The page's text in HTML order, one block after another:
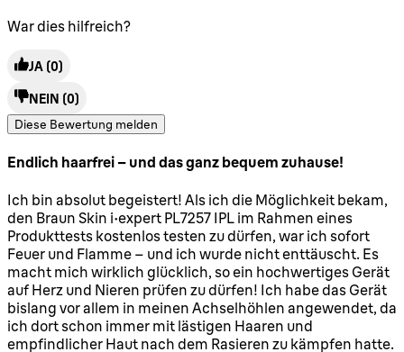
War dies hilfreich?
JA (0)
NEIN (0)
Diese Bewertung melden
Endlich haarfrei – und das ganz bequem zuhause!
5 Sterne von maximal 5
Ich bin absolut begeistert! Als ich die Möglichkeit bekam,
den Braun Skin i·expert PL7257 IPL im Rahmen eines
Produkttests kostenlos testen zu dürfen, war ich sofort
Feuer und Flamme – und ich wurde nicht enttäuscht. Es
macht mich wirklich glücklich, so ein hochwertiges Gerät
auf Herz und Nieren prüfen zu dürfen! Ich habe das Gerät
bislang vor allem in meinen Achselhöhlen angewendet, da
ich dort schon immer mit lästigen Haaren und
empfindlicher Haut nach dem Rasieren zu kämpfen hatte.